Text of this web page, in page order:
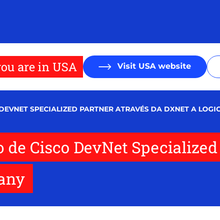
are in USA Visit USA website
SPECIALIZED PARTNER ATRAVÉS DA DXNET A
Cisco DevNet